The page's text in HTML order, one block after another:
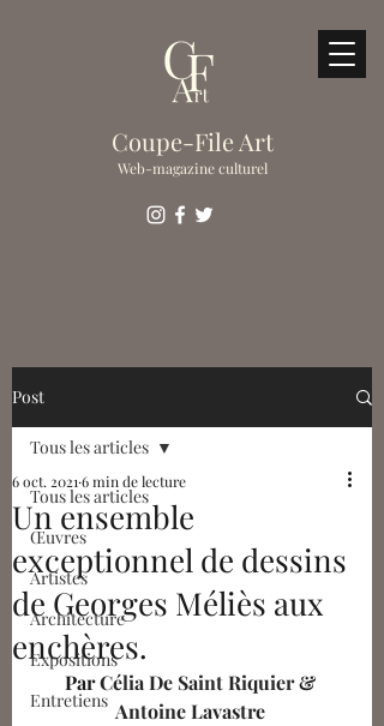
Coupe-File Art
Web-magazine culturel
Post
Tous les articles
Œuvres
Artistes
Architecture
Expositions
Entretiens
Tous les articles
Un ensemble
exceptionnel de dessins
de Georges Méliès aux
enchères.
6 oct. 2021 6 min de lecture
Par Célia De Saint Riquier &
Antoine Lavastre